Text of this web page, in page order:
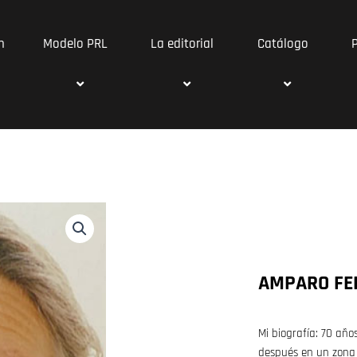
Modelo PRL La editorial Catálogo
AMPARO
Mi biografía: 70
después en un